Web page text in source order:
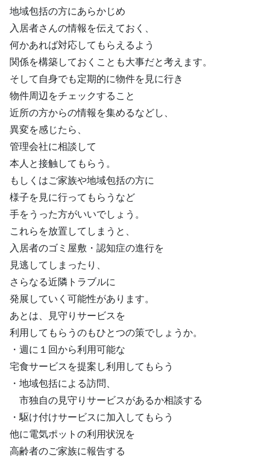
地域包括の方にあらかじめ
入居者さんの情報を伝えておく、
何かあれば対応してもらえるよう
関係を構築しておくことも大事だと考えます。
そして自身でも定期的に物件を見に行き
物件周辺をチェックすること
近所の方からの情報を集めるなどし、
異変を感じたら、
管理会社に相談して
本人と接触してもらう。
もしくはご家族や地域包括の方に
様子を見に行ってもらうなど
手をうった方がいいでしょう。
これらを放置してしまうと、
入居者のゴミ屋敷・認知症の進行を
見逃してしまったり、
さらなる近隣トラブルに
発展していく可能性があります。
あとは、見守りサービスを
利用してもらうのもひとつの策でしょうか。
・週に１回から利用可能な
宅食サービスを提案し利用してもらう
・地域包括による訪問、
市独自の見守りサービスがあるか相談する
・駆け付けサービスに加入してもらう
他に電気ポットの利用状況を
高齢者のご家族に報告する